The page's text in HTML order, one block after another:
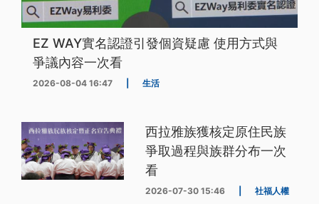
EZ WAY實名認證引發個資疑慮 使用方式與
爭議內容一次看
2026-08-04 16:47 生活
西拉雅族獲核定原住民族
爭取過程與族群分布一次
看
2026-07-30 15:46 社福人權